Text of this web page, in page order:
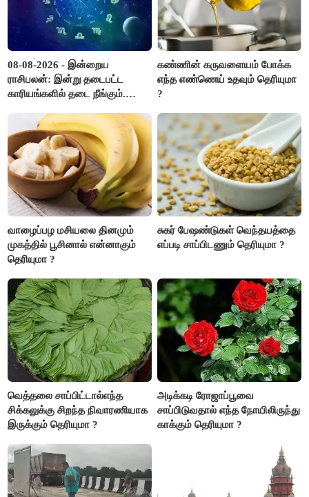
08-08-2026 - இன்றைய
ராசிபலன்: இன்று தடைபட்ட
காரியங்களில் தடை நீங்கும்.
இருக்கும். ஆன்மீக எண்ணம்
அதிகரிக்கும்..!
கண்ணின் கருவளையம் போக்க
எந்த எண்ணெய் உதவும் தெரியுமா
?
வாழைப்பழ மசியலை தினமும்
முகத்தில் பூசினால் என்னாகும்
தெரியுமா ?
சுகர் பேஷண்டுகள் வெந்தயத்தை
எப்படி சாப்பிடணும் தெரியுமா ?
வெத்தலை சாப்பிட்டால்எந்த
சிக்கலுக்கு சிறந்த நிவாரணியாக
இருக்கும் தெரியுமா ?
அடிக்கடி ரோஜாப்பூவை
சாப்பிடுவதால் எந்த நோயிலிருந்து
காக்கும் தெரியுமா ?